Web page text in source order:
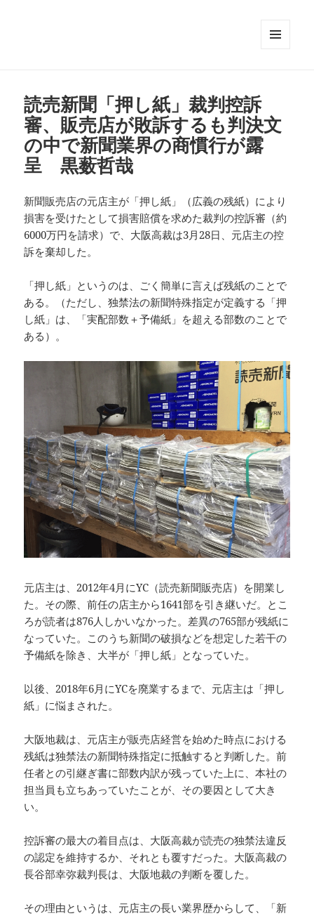
読売新聞「押し紙」裁判控訴
審、販売店が敗訴するも判決文
の中で新聞業界の商慣行が露
呈 黒薮哲哉
新聞販売店の元店主が「押し紙」（広義の残紙）により
損害を受けたとして損害賠償を求めた裁判の控訴審（約
6000万円を請求）で、大阪高裁は3月28日、元店主の控
訴を棄却した。
「押し紙」というのは、ごく簡単に言えば残紙のことで
ある。（ただし、独禁法の新聞特殊指定が定義する「押
し紙」は、「実配部数＋予備紙」を超える部数のことで
ある）。
元店主は、2012年4月にYC（読売新聞販売店）を開業し
た。その際、前任の店主から1641部を引き継いだ。とこ
ろが読者は876人しかいなかった。差異の765部が残紙に
なっていた。このうち新聞の破損などを想定した若干の
予備紙を除き、大半が「押し紙」となっていた。
以後、2018年6月にYCを廃業するまで、元店主は「押し
紙」に悩まされた。
大阪地裁は、元店主が販売店経営を始めた時点における
残紙は独禁法の新聞特殊指定に抵触すると判断した。前
任者との引継ぎ書に部数内訳が残っていた上に、本社の
担当員も立ちあっていたことが、その要因として大き
い。
控訴審の最大の着目点は、大阪高裁が読売の独禁法違反
の認定を維持するか、それとも覆すだった。大阪高裁の
長谷部幸弥裁判長は、大阪地裁の判断を覆した。
その理由というは、元店主の長い業界歴からして、「新